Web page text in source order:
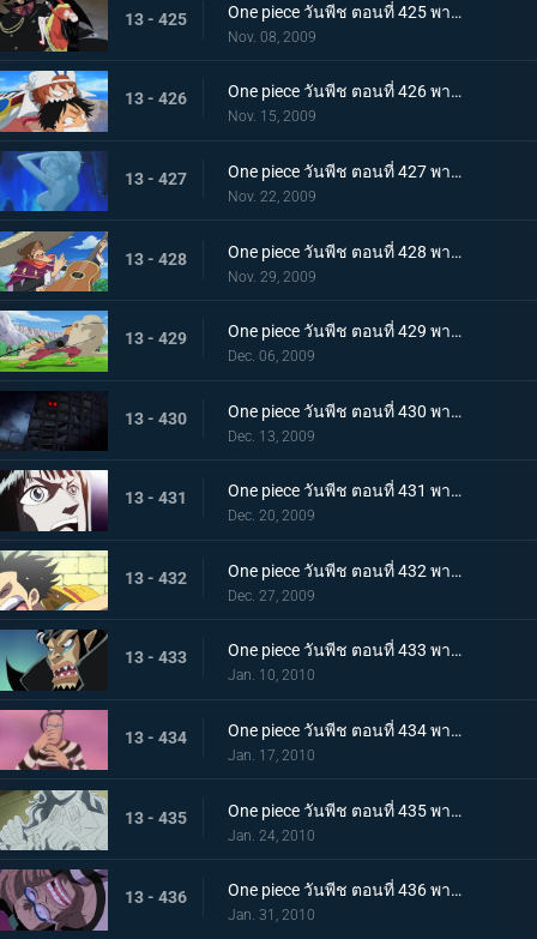
13 - 425 One piece วันพีช ตอนที่ 425 พากย์ไทย ชายที่แข็งแกร่งที่สุดในคุก! มนุษย์พิษร้ายพัศดีมาเจลแลน
Nov. 08, 2009
13 - 426 One piece วันพีช ตอนที่ 426 พากย์ไทย ตอนพิเศษก่อนเข้าภาคมูฟวี่ ความทะเยอทะยานของราชสีห์ทองคำที่เริ่มเคลื่อนไหว!
Nov. 15, 2009
13 - 427 One piece วันพีช ตอนที่ 427 พากย์ไทย ตอนพิเศษก่อนเข้าภาคมูฟวี่! ลิตเติ้ลอีสต์บลูที่ถูกหมายตา!
Nov. 22, 2009
13 - 428 One piece วันพีช ตอนที่ 428 พากย์ไทย ตอนพิเศษก่อนเข้าภาคมูฟวี่! โจรสลัดอามิโก้บุกโจมตี!
Nov. 29, 2009
13 - 429 One piece วันพีช ตอนที่ 429 พากย์ไทย ตอนพิเศษก่อนเข้าภาคมูฟวี่! ศึกชี้ชะตา ลูฟี่ ปะทะ ลาร์โก้
Dec. 06, 2009
13 - 430 One piece วันพีช ตอนที่ 430 พากย์ไทย เจ็ดเทพโจรสลัดที่ถูกจองจำ! ชายชาตรีแห่งท้องทะเล "จินเบ"
Dec. 13, 2009
13 - 431 One piece วันพีช ตอนที่ 431 พากย์ไทย กับดักของหัวหน้าผู้คุมชัลเดร! เลเวล 3 นรกแห่งความอดอยาก
Dec. 20, 2009
13 - 432 One piece วันพีช ตอนที่ 432 พากย์ไทย หงส์ขาวที่ถูกปลดปล่อย! พบกันอีกครั้งกับบอนเคร
Dec. 27, 2009
13 - 433 One piece วันพีช ตอนที่ 433 พากย์ไทย พัศดีมาเจลแลนเริ่มเคลื่อนไหว จนตรอก!หมวกฟางถูกล้อม
Jan. 10, 2010
13 - 434 One piece วันพีช ตอนที่ 434 พากย์ไทย กำลังพลทั้งหมดมารวมตัว! ศึกตัดสินที่เลเวล 4 นรกไฟโลกันต์
Jan. 17, 2010
13 - 435 One piece วันพีช ตอนที่ 435 พากย์ไทย มาเจลแลนสุดแกร่ง! บอนเครหลบหนีโดยไม่สู้!
Jan. 24, 2010
13 - 436 One piece วันพีช ตอนที่ 436 พากย์ไทย รู้ผลแพ้ชนะ! ลูฟี่ทุ่มชีวิตโจมตีครั้งสุดท้าย
Jan. 31, 2010